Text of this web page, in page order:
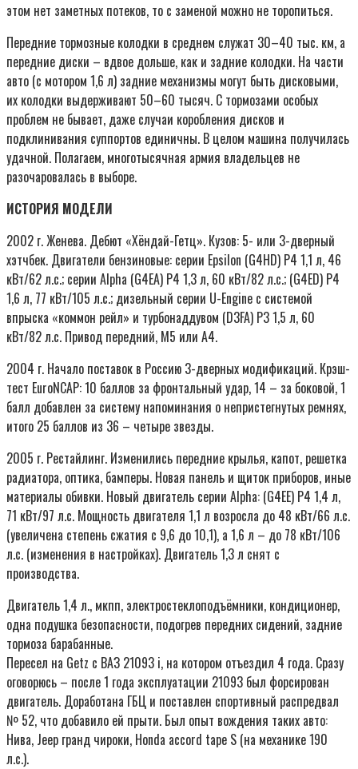
этом нет заметных потеков, то с заменой можно не торопиться.
Передние тормозные колодки в среднем служат 30–40 тыс. км, а
передние диски – вдвое дольше, как и задние колодки. На части
авто (с мотором 1,6 л) задние механизмы могут быть дисковыми,
их колодки выдерживают 50–60 тысяч. С тормозами особых
проблем не бывает, даже случаи коробления дисков и
подклинивания суппортов единичны. В целом машина получилась
удачной. Полагаем, многотысячная армия владельцев не
разочаровалась в выборе.
ИСТОРИЯ МОДЕЛИ
2002 г. Женева. Дебют «Хёндай-Гетц». Кузов: 5- или 3-дверный
хэтчбек. Двигатели бензиновые: серии Epsilon (G4HD) P4 1,1 л, 46
кВт/62 л.с.; серии Alpha (G4EA) P4 1,3 л, 60 кВт/82 л.с.; (G4ED) P4
1,6 л, 77 кВт/105 л.с.; дизельный серии U-Engine с системой
впрыска «коммон рейл» и турбонаддувом (D3FA) P3 1,5 л, 60
кВт/82 л.с. Привод передний, М5 или А4.
2004 г. Начало поставок в Россию 3-дверных модификаций. Крэш-
тест EuroNCAP: 10 баллов за фронтальный удар, 14 – за боковой, 1
балл добавлен за систему напоминания о непристегнутых ремнях,
итого 25 баллов из 36 – четыре звезды.
2005 г. Рестайлинг. Изменились передние крылья, капот, решетка
радиатора, оптика, бамперы. Новая панель и щиток приборов, иные
материалы обивки. Новый двигатель серии Alpha: (G4EE) P4 1,4 л,
71 кВт/97 л.с. Мощность двигателя 1,1 л возросла до 48 кВт/66 л.с.
(увеличена степень сжатия с 9,6 до 10,1), а 1,6 л – до 78 кВт/106
л.с. (изменения в настройках). Двигатель 1,3 л снят с
производства.
Двигатель 1,4 л., мкпп, электростеклоподъёмники, кондиционер,
одна подушка безопасности, подогрев передних сидений, задние
тормоза барабанные.
Пересел на Getz c ВАЗ 21093 i, на котором отъездил 4 года. Сразу
оговорюсь – после 1 года эксплуатации 21093 был форсирован
двигатель. Доработана ГБЦ и поставлен спортивный распредвал
№ 52, что добавило ей прыти. Был опыт вождения таких авто:
Нива, Jeep гранд чироки, Honda accord tape S (на механике 190
л.с.).